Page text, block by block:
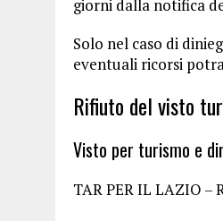
giorni dalla notifica
Solo nel caso di
eventuali ricorsi
Rifiuto del visto
Visto per turismo e
TAR PER IL LAZIO –